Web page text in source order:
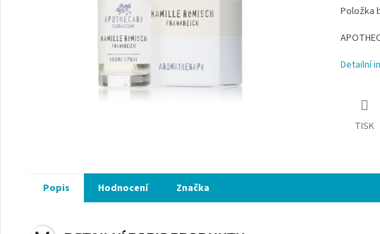
Položka
Detailní
TISK
Popis Hodnocení Značka